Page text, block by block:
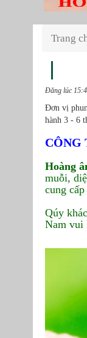
Trang
Đăng lúc
Đơn vị
hành 3 - 6
CÔNG
Hoàng
muỗi,
cung
Qúy
Nam vui